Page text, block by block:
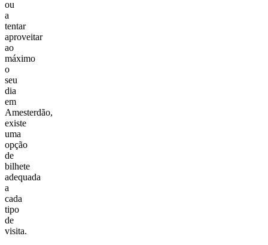
ou
a
tentar
aproveitar
ao
máximo
o
seu
dia
em
Amesterdão,
existe
uma
opção
de
bilhete
adequada
a
cada
tipo
de
visita.